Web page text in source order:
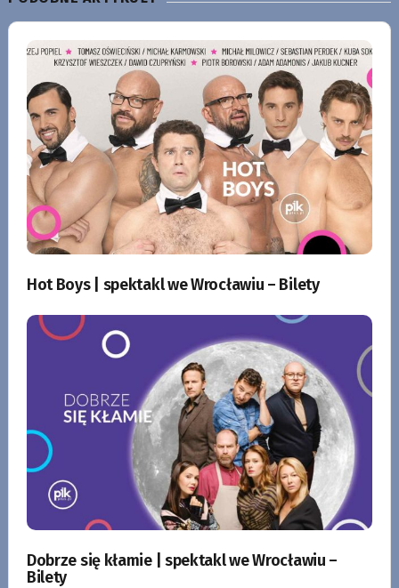
Hot Boys | spektakl we Wrocławiu – Bilety
Dobrze się kłamie | spektakl we Wrocławiu –
Bilety